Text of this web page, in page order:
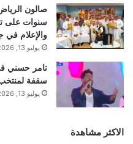
سنوات على
والإعلام في
يوليو 13, 2026
سقفة
يوليو 13, 2026
الاكثر مشاهدة